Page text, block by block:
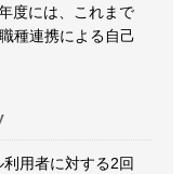
度には、これまで
種連携による自己
用者に対する2回